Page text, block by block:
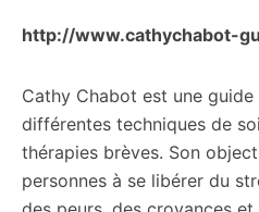
http://www.cathychabot-
Cathy Chabot est une
différentes techniques de
thérapies brèves. Son
personnes à se libérer du